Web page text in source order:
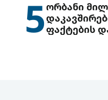
5ორბანი
ფაქტების